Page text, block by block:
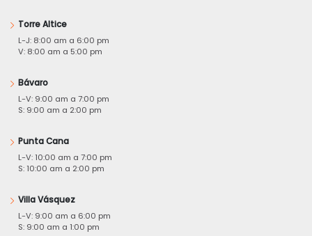
Torre Altice
L-J: 8:00 am a 6:00 pm
V: 8:00 am a 5:00 pm
Bávaro
L-V: 9:00 am a 7:00 pm
S: 9:00 am a 2:00 pm
Punta Cana
L-V: 10:00 am a 7:00 pm
S: 10:00 am a 2:00 pm
Villa Vásquez
L-V: 9:00 am a 6:00 pm
S: 9:00 am a 1:00 pm